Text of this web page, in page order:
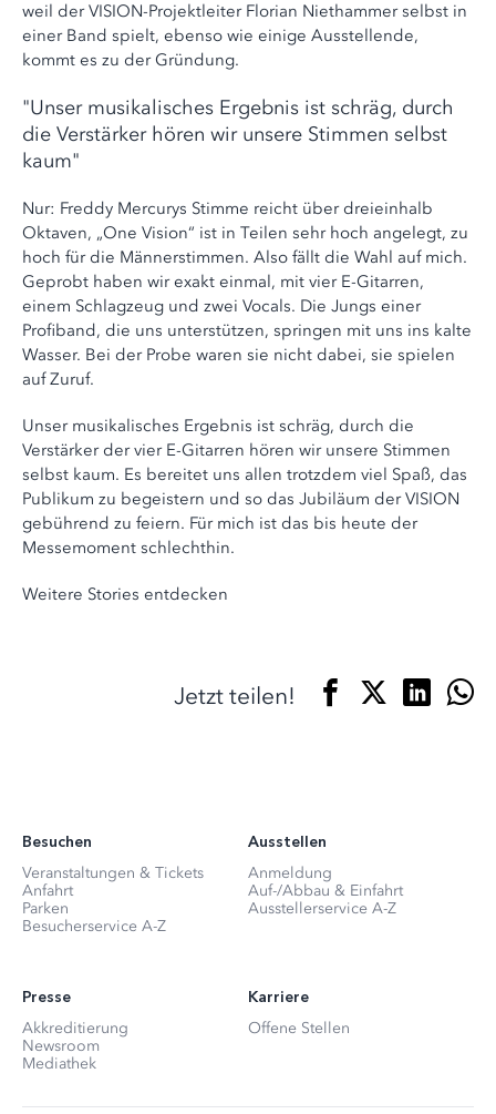
weil der VISION-Projektleiter Florian Niethammer selbst in
einer Band spielt, ebenso wie einige Ausstellende,
kommt es zu der Gründung.
"Unser musikalisches Ergebnis ist schräg, durch
die Verstärker hören wir unsere Stimmen selbst
kaum"
Nur: Freddy Mercurys Stimme reicht über dreieinhalb
Oktaven, „One Vision“ ist in Teilen sehr hoch angelegt, zu
hoch für die Männerstimmen. Also fällt die Wahl auf mich.
Geprobt haben wir exakt einmal, mit vier E-Gitarren,
einem Schlagzeug und zwei Vocals. Die Jungs einer
Profiband, die uns unterstützen, springen mit uns ins kalte
Wasser. Bei der Probe waren sie nicht dabei, sie spielen
auf Zuruf.
Unser musikalisches Ergebnis ist schräg, durch die
Verstärker der vier E-Gitarren hören wir unsere Stimmen
selbst kaum. Es bereitet uns allen trotzdem viel Spaß, das
Publikum zu begeistern und so das Jubiläum der VISION
gebührend zu feiern. Für mich ist das bis heute der
Messemoment schlechthin.
Weitere Stories entdecken
Jetzt teilen!
Besuchen
Veranstaltungen & Tickets
Anfahrt
Parken
Besucherservice A-Z
Ausstellen
Anmeldung
Auf-/Abbau & Einfahrt
Ausstellerservice A-Z
Presse
Akkreditierung
Newsroom
Mediathek
Karriere
Offene Stellen